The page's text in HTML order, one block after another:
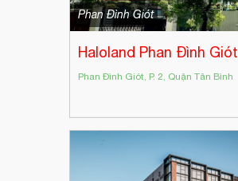
Phan Đình Giót
Haloland Phan Đình Giót
Phan Đình Giót, P. 2, Quận Tân Bình